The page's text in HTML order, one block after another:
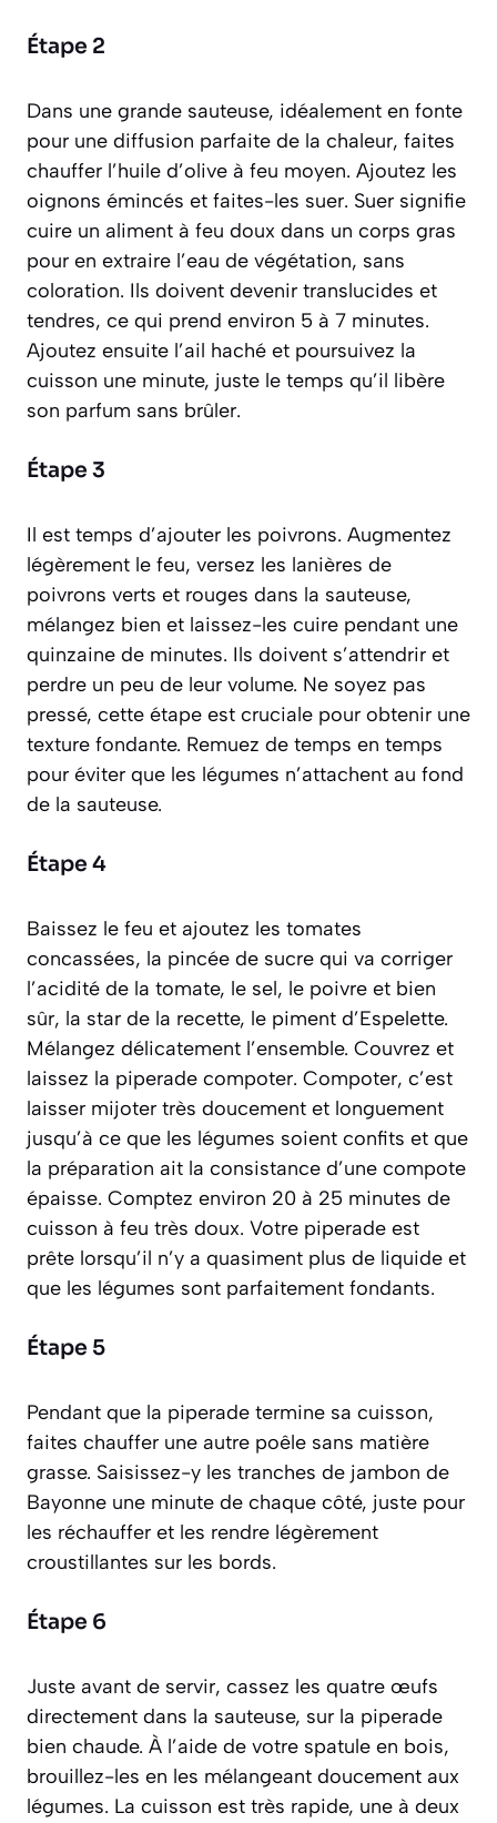
Étape 2
Dans une grande sauteuse, idéalement en fonte
pour une diffusion parfaite de la chaleur, faites
chauffer l’huile d’olive à feu moyen. Ajoutez les
oignons émincés et faites-les suer. Suer signifie
cuire un aliment à feu doux dans un corps gras
pour en extraire l’eau de végétation, sans
coloration. Ils doivent devenir translucides et
tendres, ce qui prend environ 5 à 7 minutes.
Ajoutez ensuite l’ail haché et poursuivez la
cuisson une minute, juste le temps qu’il libère
son parfum sans brûler.
Étape 3
Il est temps d’ajouter les poivrons. Augmentez
légèrement le feu, versez les lanières de
poivrons verts et rouges dans la sauteuse,
mélangez bien et laissez-les cuire pendant une
quinzaine de minutes. Ils doivent s’attendrir et
perdre un peu de leur volume. Ne soyez pas
pressé, cette étape est cruciale pour obtenir une
texture fondante. Remuez de temps en temps
pour éviter que les légumes n’attachent au fond
de la sauteuse.
Étape 4
Baissez le feu et ajoutez les tomates
concassées, la pincée de sucre qui va corriger
l’acidité de la tomate, le sel, le poivre et bien
sûr, la star de la recette, le piment d’Espelette.
Mélangez délicatement l’ensemble. Couvrez et
laissez la piperade compoter. Compoter, c’est
laisser mijoter très doucement et longuement
jusqu’à ce que les légumes soient confits et que
la préparation ait la consistance d’une compote
épaisse. Comptez environ 20 à 25 minutes de
cuisson à feu très doux. Votre piperade est
prête lorsqu’il n’y a quasiment plus de liquide et
que les légumes sont parfaitement fondants.
Étape 5
Pendant que la piperade termine sa cuisson,
faites chauffer une autre poêle sans matière
grasse. Saisissez-y les tranches de jambon de
Bayonne une minute de chaque côté, juste pour
les réchauffer et les rendre légèrement
croustillantes sur les bords.
Étape 6
Juste avant de servir, cassez les quatre œufs
directement dans la sauteuse, sur la piperade
bien chaude. À l’aide de votre spatule en bois,
brouillez-les en les mélangeant doucement aux
légumes. La cuisson est très rapide, une à deux